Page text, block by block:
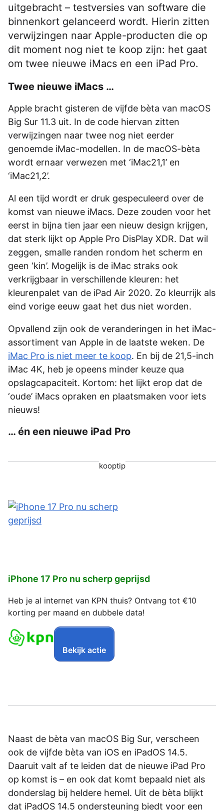
uitgebracht – testversies van software die
binnenkort gelanceerd wordt. Hierin zitten
verwijzingen naar Apple-producten die op
dit moment nog niet te koop zijn: het gaat
om twee nieuwe iMacs en een iPad Pro.
Twee nieuwe iMacs …
Apple bracht gisteren de vijfde bèta van macOS
Big Sur 11.3 uit. In de code hiervan zitten
verwijzingen naar twee nog niet eerder
genoemde iMac-modellen. In de macOS-bèta
wordt ernaar verwezen met ‘iMac21,1’ en
‘iMac21,2’.
Al een tijd wordt er druk gespeculeerd over de
komst van nieuwe iMacs. Deze zouden voor het
eerst in bijna tien jaar een nieuw design krijgen,
dat sterk lijkt op Apple Pro DisPlay XDR. Dat wil
zeggen, smalle randen rondom het scherm en
geen ‘kin’. Mogelijk is de iMac straks ook
verkrijgbaar in verschillende kleuren: het
kleurenpalet van de iPad Air 2020. Zo kleurrijk als
eind vorige eeuw gaat het dus niet worden.
Opvallend zijn ook de veranderingen in het iMac-
assortiment van Apple in de laatste weken. De
iMac Pro is niet meer te koop. En bij de 21,5-inch
iMac 4K, heb je opeens minder keuze qua
opslagcapaciteit. Kortom: het lijkt erop dat de
‘oude’ iMacs opraken en plaatsmaken voor iets
nieuws!
… én een nieuwe iPad Pro
kooptip
iPhone 17 Pro nu scherp geprijsd
Heb je al internet van KPN thuis? Ontvang tot €10
korting per maand en dubbele data!
Bekijk actie
Naast de bèta van macOS Big Sur, verscheen
ook de vijfde bèta van iOS en iPadOS 14.5.
Daaruit valt af te leiden dat de nieuwe iPad Pro
op komst is – en ook dat komt bepaald niet als
donderslag bij heldere hemel. Uit de bèta blijkt
dat iPadOS 14.5 ondersteuning biedt voor een